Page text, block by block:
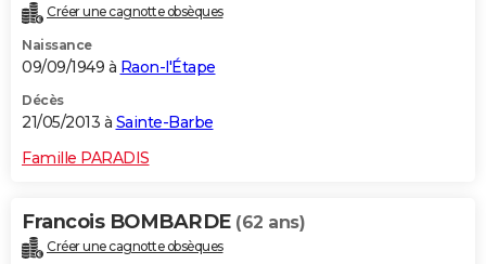
Créer une cagnotte obsèques
Naissance
09/09/1949 à Raon-l'Étape
Décès
21/05/2013 à Sainte-Barbe
Famille PARADIS
Francois BOMBARDE (62 ans)
Créer une cagnotte obsèques